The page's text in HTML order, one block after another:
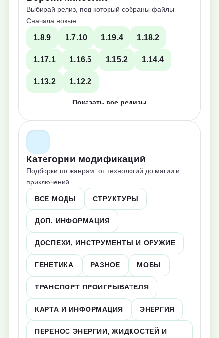
Выбирай релиз, под который собраны файлы.
Сначала новые.
1.8.9 1.7.10 1.19.4 1.18.2
1.17.1 1.16.5 1.15.2 1.14.4
1.13.2 1.12.2
Показать все релизы
Категории модификаций
Подборки по жанрам: от технологий до магии и
приключений.
ВСЕ МОДЫ СТРУКТУРЫ
ДОП. ИНФОРМАЦИЯ
ДОСПЕХИ, ИНСТРУМЕНТЫ И ОРУЖИЕ
ГЕНЕТИКА РАЗНОЕ МОБЫ
ТРАНСПОРТ ПРОИГРЫВАТЕЛЯ
КАРТА И ИНФОРМАЦИЯ ЭНЕРГИЯ
ПЕРЕНОС ЭНЕРГИИ, ЖИДКОСТЕЙ И